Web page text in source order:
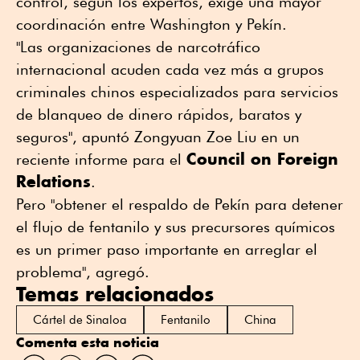
coordinación entre Washington y Pekín.
"Las organizaciones de narcotráfico
internacional acuden cada vez más a grupos
criminales chinos especializados para servicios
de blanqueo de dinero rápidos, baratos y
seguros", apuntó Zongyuan Zoe Liu en un
reciente informe para el Council on Foreign
Relations.
Pero "obtener el respaldo de Pekín para detener
el flujo de fentanilo y sus precursores químicos
es un primer paso importante en arreglar el
problema", agregó.
Temas relacionados
Cártel de Sinaloa Fentanilo China
Comenta esta noticia